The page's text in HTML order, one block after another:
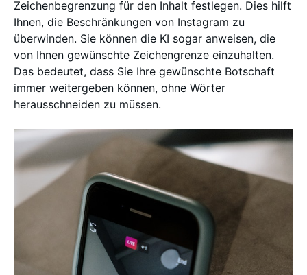
Zeichenbegrenzung für den Inhalt festlegen. Dies hilft
Ihnen, die Beschränkungen von Instagram zu
überwinden. Sie können die KI sogar anweisen, die
von Ihnen gewünschte Zeichengrenze einzuhalten.
Das bedeutet, dass Sie Ihre gewünschte Botschaft
immer weitergeben können, ohne Wörter
herausschneiden zu müssen.